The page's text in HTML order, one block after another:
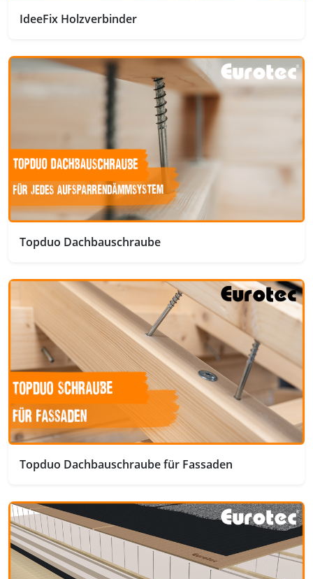
IdeeFix Holzverbinder
Topduo Dachbauschraube
Topduo Dachbauschraube für Fassaden